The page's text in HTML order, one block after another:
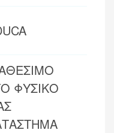
ΦΥΣΙΚΟ